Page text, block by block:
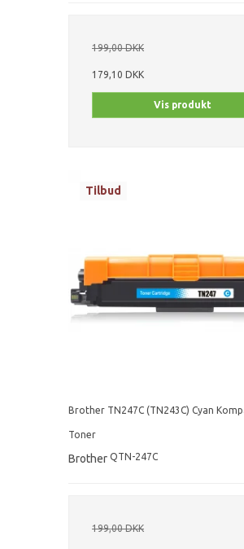
199,00 DKK
179,10 DKK
Vis produkt
Tilbud
Brother TN247C (TN243C) Cyan
Toner
Brother QTN-247C
199,00 DKK